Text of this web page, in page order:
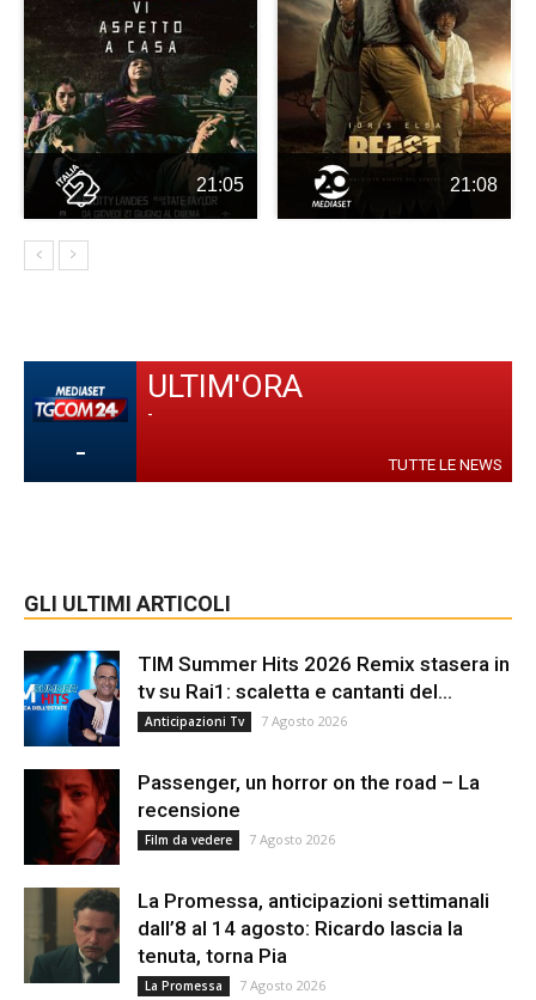
21:05 21:08
-
ULTIM'ORA
-
TUTTE LE NEWS
GLI ULTIMI ARTICOLI
TIM Summer Hits 2026 Remix stasera in
tv su Rai1: scaletta e cantanti del...
Anticipazioni Tv 7 Agosto 2026
Passenger, un horror on the road – La
recensione
Film da vedere 7 Agosto 2026
La Promessa, anticipazioni settimanali
dall’8 al 14 agosto: Ricardo lascia la
tenuta, torna Pia
La Promessa 7 Agosto 2026